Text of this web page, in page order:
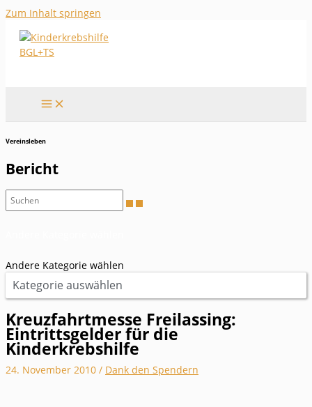
Zum Inhalt springen
Vereinsleben
Bericht
Andere Kategorie wählen
Kreuzfahrtmesse Freilassing:
Eintrittsgelder für die
Kinderkrebshilfe
24. November 2010 / Dank den Spendern